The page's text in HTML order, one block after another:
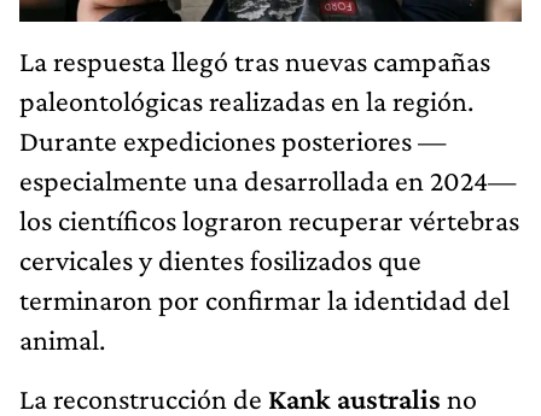
La respuesta llegó tras nuevas campañas
paleontológicas realizadas en la región.
Durante expediciones posteriores —
especialmente una desarrollada en 2024—
los científicos lograron recuperar vértebras
cervicales y dientes fosilizados que
terminaron por confirmar la identidad del
animal.
La reconstrucción de Kank australis no